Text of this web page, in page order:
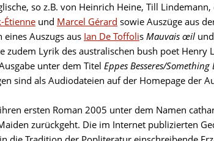
so z.B. von Heinrich Heine, Till
Étienne und Marcel Gérard sowie Auszüge aus
Auszugs aus Ian De Toffolis Mauvais œil
zudem Lyrik des australischen bush poet
unter dem Titel Eppes Besseres/Something
sind als Audiodateien auf der Homepage der
ersten Roman 2005 unter dem Namen
zurückgeht. Die im Internet publizierten